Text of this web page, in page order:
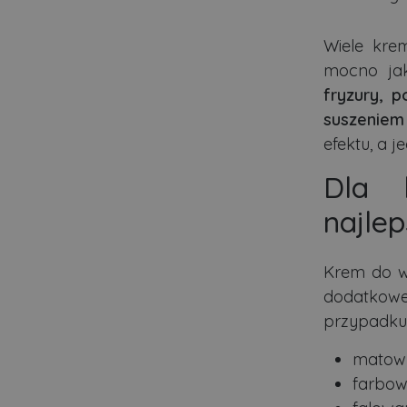
Wiele
mocno
fryzury,
efektu, a
Dla
Krem do
przypadku
CookieScriptConsent
PHPSESSID
Polityce